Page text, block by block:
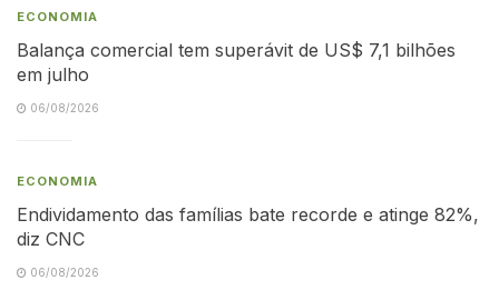
ECONOMIA
Balança comercial tem superávit de US$ 7,1 bilhões
em julho
06/08/2026
ECONOMIA
Endividamento das famílias bate recorde e atinge 82%,
diz CNC
06/08/2026